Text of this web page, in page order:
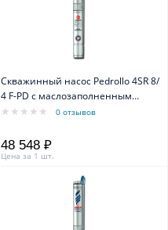
Скважинный насос Pedrollo 4SR 8/
4 F-PD с маслозаполненным
двигателем 4PD0 отзывов
48 548 ₽
Цена за 1 шт.